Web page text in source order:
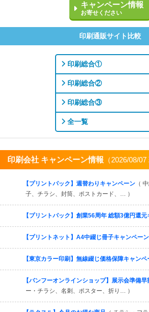
キャンペーン情報
お寄せください
印刷通販サイト比較
印刷総合①
印刷総合②
印刷総合③
全一覧
印刷会社 キャンペーン情報 （2026/08/
【プリントパック】週替わりキャンペーン （
子、チラシ、封筒、ポストカード、… ）
【プリントパック】創業56周年 総額3億円還
【プリントネット】A4中綴じ冊子キャンペーン
【東京カラー印刷】無線綴じ価格保障キャンペ
【バンフーオンラインショップ】展示会準備
ー・チラシ、名刺、ポスター、折り… ）